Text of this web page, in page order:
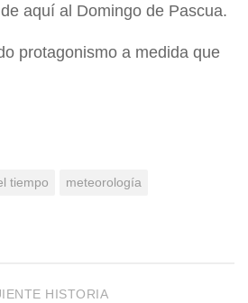
aquí al Domingo de Pascua.
protagonismo a medida que
tiempo
meteorología
HISTORIA